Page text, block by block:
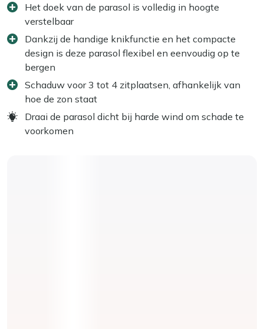
Het doek van de parasol is volledig in hoogte
verstelbaar
Dankzij de handige knikfunctie en het compacte
design is deze parasol flexibel en eenvoudig op te
bergen
Schaduw voor 3 tot 4 zitplaatsen, afhankelijk van
hoe de zon staat
Draai de parasol dicht bij harde wind om schade te
voorkomen